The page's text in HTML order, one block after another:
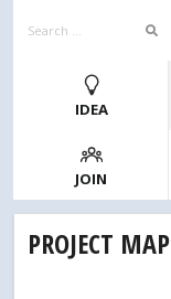
IDEA
JOIN
PROJECT MAP